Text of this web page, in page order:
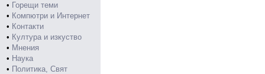
• Горещи теми
• Компютри и Интернет
• Контакти
• Култура и изкуство
• Мнения
• Наука
• Политика, Свят